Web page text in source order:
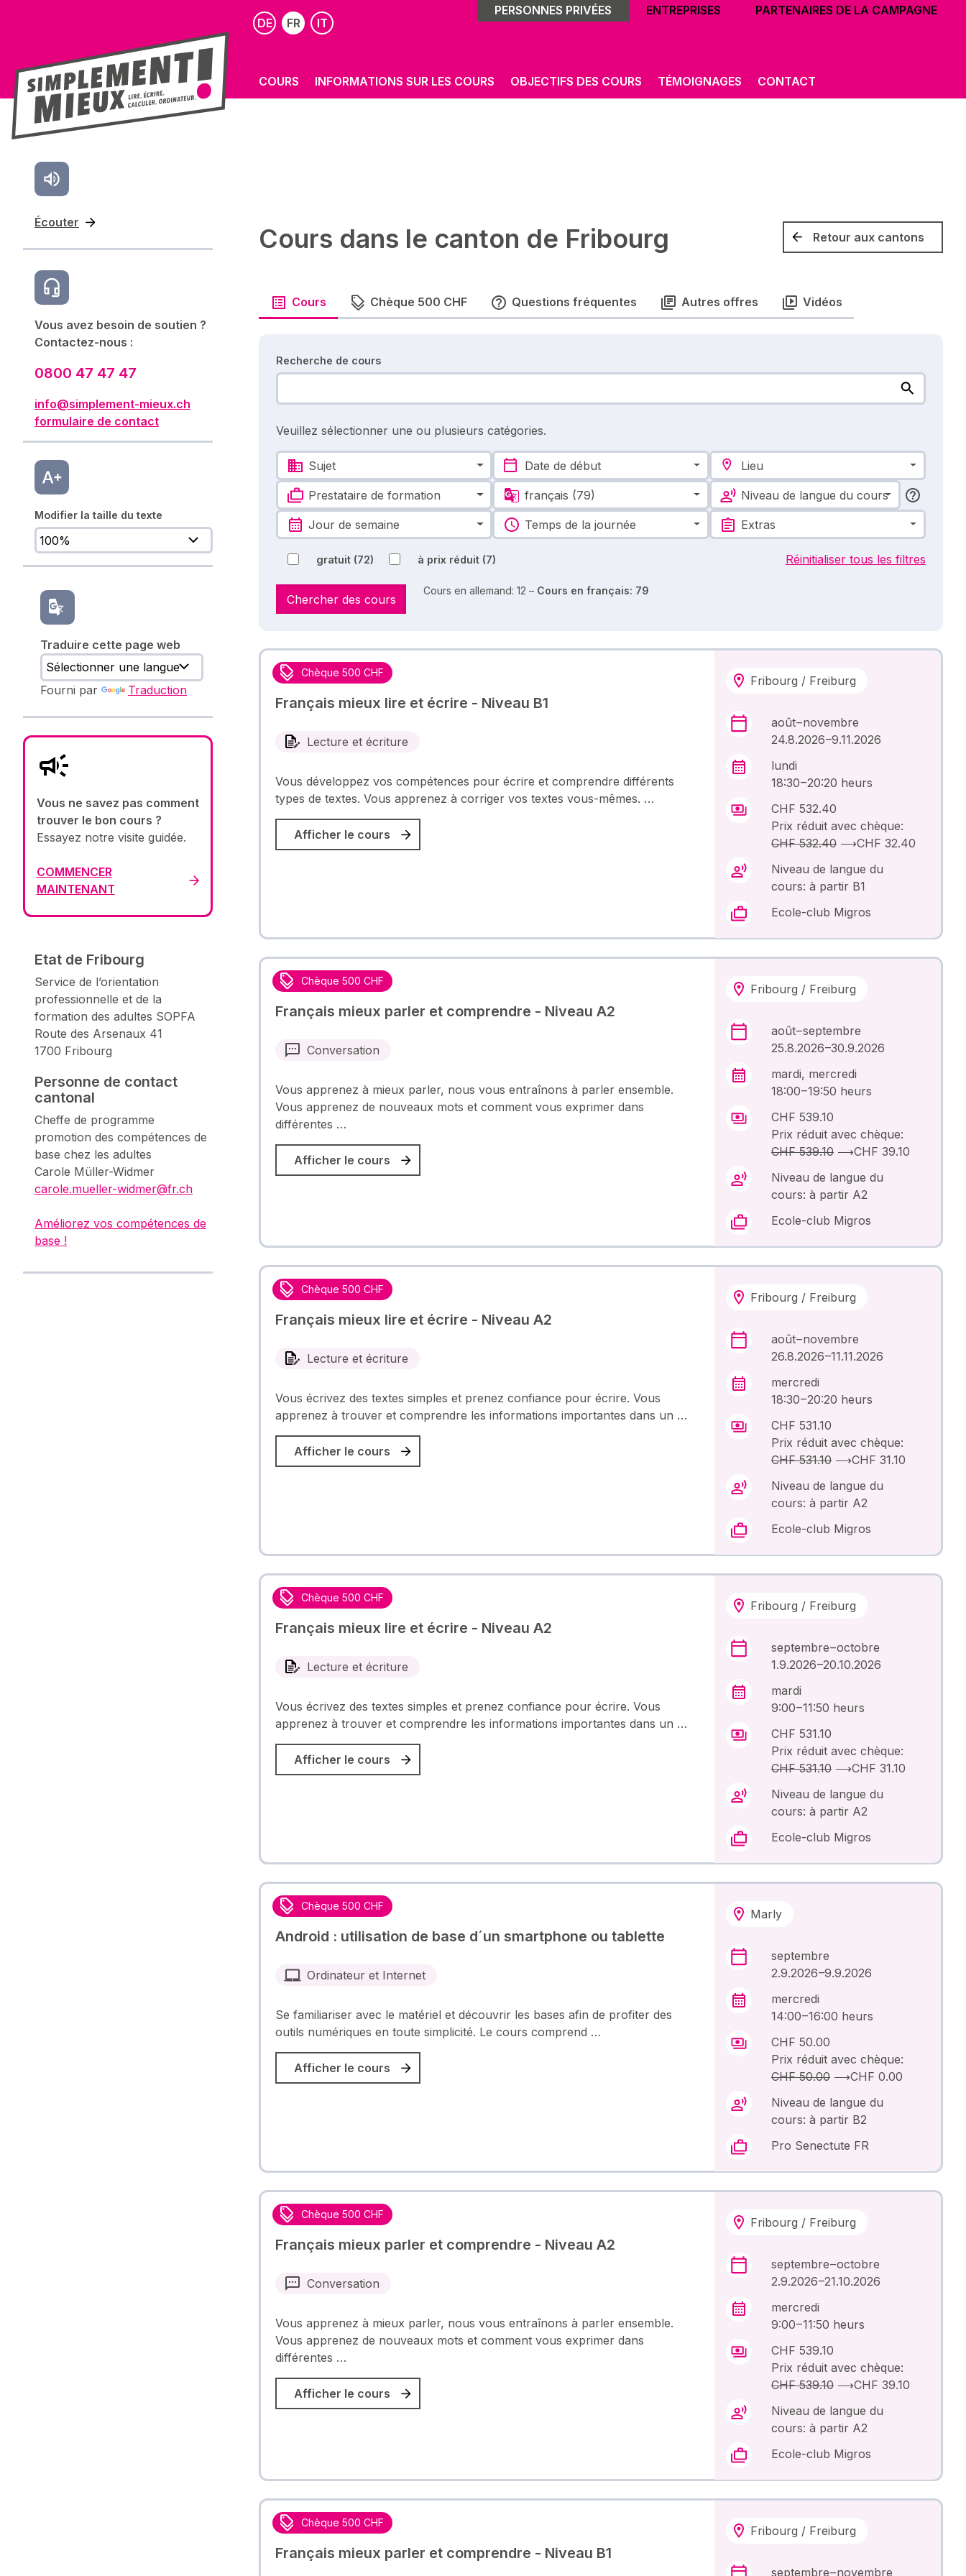
DE FR IT
PERSONNES PRIVÉES ENTREPRISES PARTENAIRES DE LA CAMPAGNE
COURS INFORMATIONS SUR LES COURS OBJECTIFS DES COURS TÉMOIGNAGES CONTACT
Écouter
Cours dans le canton de Fribourg Retour aux cantons
Vous avez besoin de soutien ?
Contactez-nous :
0800 47 47 47
info@simplement-mieux.ch
formulaire de contact
Modifier la taille du texte
Traduire cette page web
Fourni par Traduction
Vous ne savez pas comment
trouver le bon cours ?
Essayez notre visite guidée.
COMMENCER
MAINTENANT
Etat de Fribourg
Service de l’orientation
professionnelle et de la
formation des adultes SOPFA
Route des Arsenaux 41
1700 Fribourg
Personne de contact
cantonal
Cheffe de programme
promotion des compétences de
base chez les adultes
Carole Müller-Widmer
carole.mueller-widmer@fr.ch
Améliorez vos compétences de
base !
Cours Chèque 500 CHF Questions fréquentes Autres offres Vidéos
Recherche de cours
Veuillez sélectionner une ou plusieurs catégories.
Sujet Date de début Lieu
Prestataire de formation français (79) Niveau de langue du cours
Jour de semaine Temps de la journée Extras
gratuit (72) à prix réduit (7) Réinitialiser tous les filtres
Chercher des cours
Cours en allemand: 12 – Cours en français: 79
Chèque 500 CHF
Français mieux lire et écrire - Niveau B1
Lecture et écriture
Vous développez vos compétences pour écrire et comprendre différents
types de textes. Vous apprenez à corriger vos textes vous-mêmes. …
Afficher le cours
Fribourg / Freiburg
août – novembre
24.8.2026 –9.11.2026
lundi
18:30 – 20:20 heurs
CHF 532.40
Prix réduit avec chèque:
CHF 532.40 ⟶CHF 32.40
Niveau de langue du
cours: à partir B1
Ecole-club Migros
Chèque 500 CHF
Français mieux parler et comprendre - Niveau A2
Conversation
Vous apprenez à mieux parler, nous vous entraînons à parler ensemble.
Vous apprenez de nouveaux mots et comment vous exprimer dans
différentes …
Afficher le cours
Fribourg / Freiburg
août – septembre
25.8.2026 –30.9.2026
mardi, mercredi
18:00 – 19:50 heurs
CHF 539.10
Prix réduit avec chèque:
CHF 539.10 ⟶CHF 39.10
Niveau de langue du
cours: à partir A2
Ecole-club Migros
Chèque 500 CHF
Français mieux lire et écrire - Niveau A2
Lecture et écriture
Vous écrivez des textes simples et prenez confiance pour écrire. Vous
apprenez à trouver et comprendre les informations importantes dans un …
Afficher le cours
Fribourg / Freiburg
août – novembre
26.8.2026 –11.11.2026
mercredi
18:30 – 20:20 heurs
CHF 531.10
Prix réduit avec chèque:
CHF 531.10 ⟶CHF 31.10
Niveau de langue du
cours: à partir A2
Ecole-club Migros
Chèque 500 CHF
Français mieux lire et écrire - Niveau A2
Lecture et écriture
Vous écrivez des textes simples et prenez confiance pour écrire. Vous
apprenez à trouver et comprendre les informations importantes dans un …
Afficher le cours
Fribourg / Freiburg
septembre – octobre
1.9.2026 –20.10.2026
mardi
9:00 – 11:50 heurs
CHF 531.10
Prix réduit avec chèque:
CHF 531.10 ⟶CHF 31.10
Niveau de langue du
cours: à partir A2
Ecole-club Migros
Chèque 500 CHF
Android : utilisation de base d´un smartphone ou tablette
Ordinateur et Internet
Se familiariser avec le matériel et découvrir les bases afin de profiter des
outils numériques en toute simplicité. Le cours comprend …
Afficher le cours
Marly
septembre
2.9.2026 –9.9.2026
mercredi
14:00 – 16:00 heurs
CHF 50.00
Prix réduit avec chèque:
CHF 50.00 ⟶CHF 0.00
Niveau de langue du
cours: à partir B2
Pro Senectute FR
Chèque 500 CHF
Français mieux parler et comprendre - Niveau A2
Conversation
Vous apprenez à mieux parler, nous vous entraînons à parler ensemble.
Vous apprenez de nouveaux mots et comment vous exprimer dans
différentes …
Afficher le cours
Fribourg / Freiburg
septembre – octobre
2.9.2026 –21.10.2026
mercredi
9:00 – 11:50 heurs
CHF 539.10
Prix réduit avec chèque:
CHF 539.10 ⟶CHF 39.10
Niveau de langue du
cours: à partir A2
Ecole-club Migros
Chèque 500 CHF
Français mieux parler et comprendre - Niveau B1
Fribourg / Freiburg
septembre – novembre